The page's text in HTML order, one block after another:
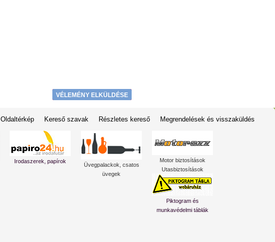
VÉLEMÉNY ELKÜLDÉSE
Oldaltérkép Kereső szavak Részletes kereső Megrendelések és visszaküldés
Irodaszerek, papírok
Üvegpalackok, csatos
üvegek
Motor biztosítások
Utasbiztosítások
Piktogram és
munkavédelmi táblák